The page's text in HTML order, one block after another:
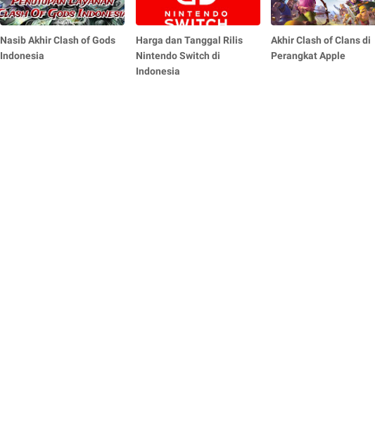
Nasib Akhir Clash of Gods
Indonesia
Harga dan Tanggal Rilis
Nintendo Switch di
Indonesia
Akhir Clash of Clans di
Perangkat Apple